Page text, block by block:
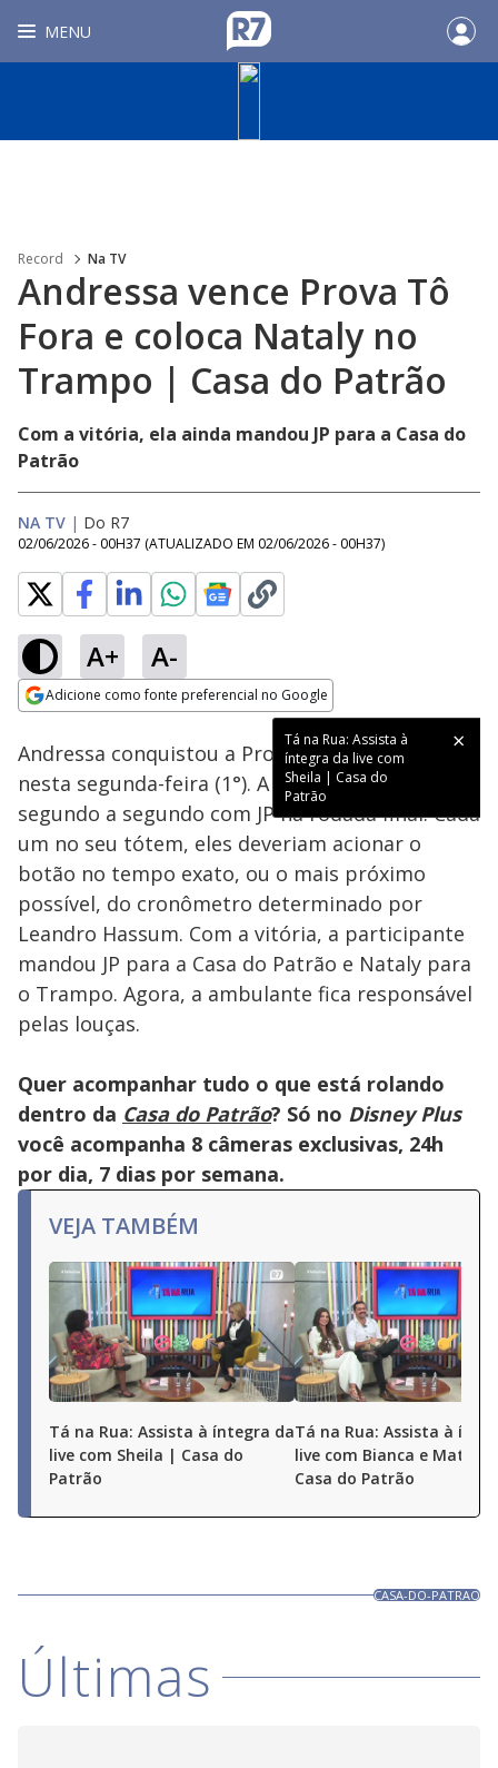
MENU
Record Na TV
Andressa vence Prova Tô
Fora e coloca Nataly no
Trampo | Casa do Patrão
Com a vitória, ela ainda mandou JP para a Casa do
Patrão
NA TV | Do R7
02/06/2026 - 00H37 (ATUALIZADO EM 02/06/2026 - 00H37)
A+ A-
Adicione como fonte preferencial no Google
Tá na Rua: Assista à
íntegra da live com
Sheila | Casa do
Patrão
Ativar
Loaded
35.67%
Andressa conquistou a Prova Tô Fora disputada
nesta segunda-feira (1°). A piauiense disputou
segundo a segundo com JP na rodada final. Cada
um no seu tótem, eles deveriam acionar o
botão no tempo exato, ou o mais próximo
possível, do cronômetro determinado por
Leandro Hassum. Com a vitória, a participante
mandou JP para a Casa do Patrão e Nataly para
o Trampo. Agora, a ambulante fica responsável
pelas louças.
Quer acompanhar tudo o que está rolando
dentro da Casa do Patrão? Só no Disney Plus
você acompanha 8 câmeras exclusivas, 24h
por dia, 7 dias por semana.
VEJA TAMBÉM
Tá na Rua: Assista à íntegra da
live com Sheila | Casa do
Patrão
Tá na Rua: Assista à
live com Bianca e
Casa do Patrão
CASA-DO-PATRAO
Últimas